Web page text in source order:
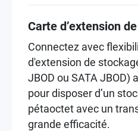
Carte d’extension
Connectez avec
d'extension de
JBOD ou SATA JBOD)
pour disposer d’un
pétaoctet avec un
grande efficacité.